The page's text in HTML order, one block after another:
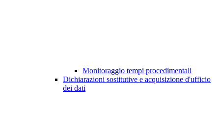
Monitoraggio tempi procedimentali
Dichiarazioni sostitutive e acquisizione d'ufficio
dei dati